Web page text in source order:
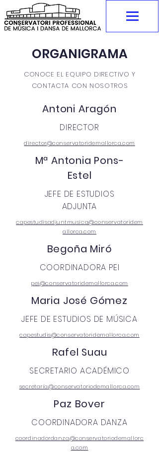
ORGANIGRAMA
CONOCE EL EQUIPO DIRECTIVO Y
CONTACTA CON NOSOTROS
Antoni Aragón
DIRECTOR
director@conservatoridemallorca.com
Mª Antonia Pons-
Estel
JEFE DE ESTUDIOS
ADJUNTA
capestudisadjuntmusica@conservatoridem
allorca.com
Begoña Miró
COORDINADORA PEI
pei@conservatoridemallorca.com
Maria José Gómez
JEFE DE ESTUDIOS DE MÚSICA
capestudis@conservatoridemallorca.com
Rafel Suau
SECRETARIO ACADÉMICO
secretaría@conservatoriodemallorca.com
Paz Bover
COORDINADORA DANZA
coordinadordanza@conservatoriodemallorc
a.com